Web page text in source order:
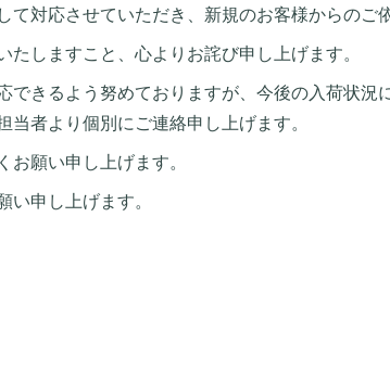
対応させていただき、新規のお客様からのご
しますこと、心よりお詫び申し上げます。
できるよう努めておりますが、今後の入荷状況
者より個別にご連絡申し上げます。
願い申し上げます。
い申し上げます。